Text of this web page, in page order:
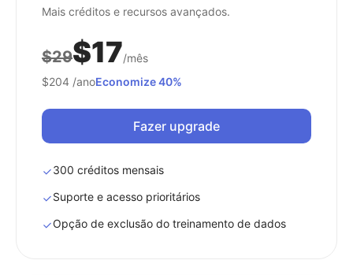
Mais créditos e recursos avançados.
$29$17/mês
$204 /anoEconomize 40%
Fazer upgrade
300 créditos mensais
Suporte e acesso prioritários
Opção de exclusão do treinamento de dados